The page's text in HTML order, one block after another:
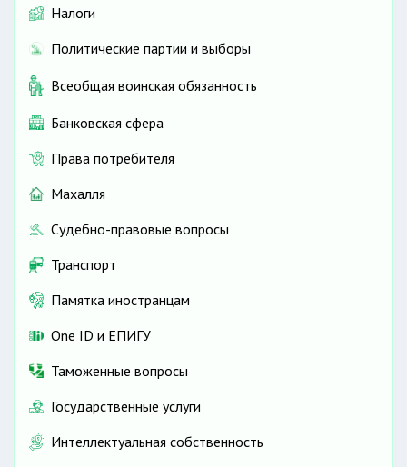
Налоги
Политические партии и выборы
Всеобщая воинская обязанность
Банковская сфера
Права потребителя
Махалля
Судебно-правовые вопросы
Транспорт
Памятка иностранцам
One ID и ЕПИГУ
Таможенные вопросы
Государственные услуги
Интеллектуальная собственность